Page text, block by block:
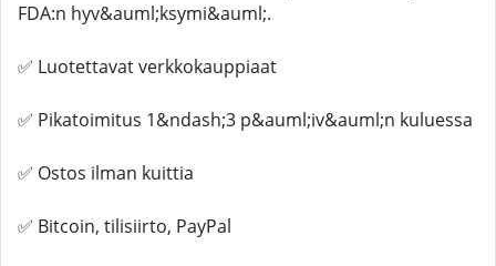
FDA:n hyv&auml;ksymi&auml;.
✅ Luotettavat verkkokauppiaat
✅ Pikatoimitus 1&ndash;3 p&auml;iv&auml;n kuluessa
✅ Ostos ilman kuittia
✅ Bitcoin, tilisiirto, PayPal